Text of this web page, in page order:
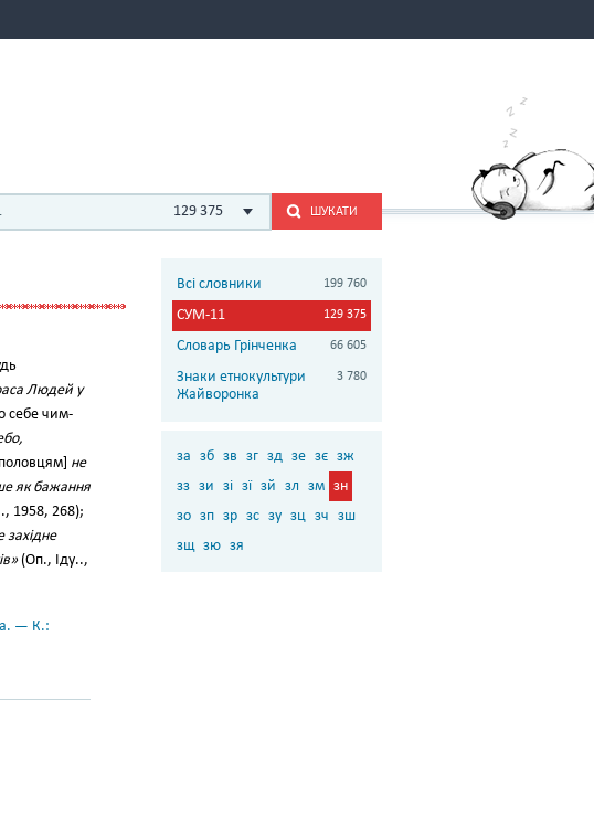
129 375 ШУКАТИ
Людей у
себе чим-
не
як бажання
1958, 268);
західне
(Оп., Іду..,
— К.:
Всі словники 199 760
СУМ-11 129 375
Словарь Грінченка 66 605
Знаки етнокультури
Жайворонка
3 780
за зб зв зг зд зе зє зж
зз зи зі зї зй зл зм зн
зо зп зр зс зу зц зч зш
зщ зю зя